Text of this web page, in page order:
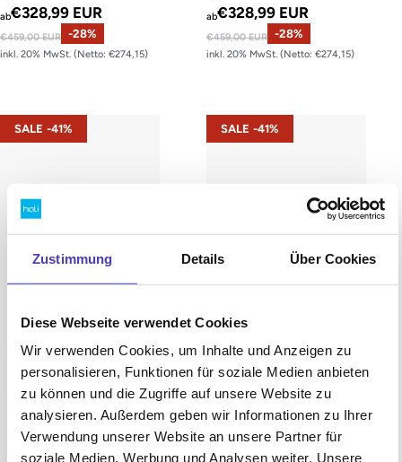
Zustimmung Details Über Cookies
Diese Webseite verwendet Cookies
Wir verwenden Cookies, um Inhalte und Anzeigen zu
personalisieren, Funktionen für soziale Medien anbieten
zu können und die Zugriffe auf unsere Website zu
analysieren. Außerdem geben wir Informationen zu Ihrer
Verwendung unserer Website an unsere Partner für
soziale Medien, Werbung und Analysen weiter. Unsere
abAngebotspreis
€328,99 EUR
Normaler Preis
€459,00 EUR -28%
inkl. 20% MwSt. (Netto: €274,15)
abAngebotspreis
€328,99 EUR
Normaler Preis
€459,00 EUR -28%
inkl. 20% MwSt. (Netto: €274,15)
s42 – Gestell Schwarz (glatt)
SALE -41% s42 – Gestell Weiß (glatt)
SALE -41%